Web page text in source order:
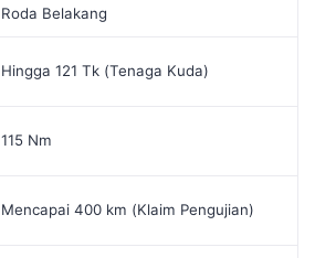
Roda Belakang
Hingga 121 Tk (Tenaga Kuda)
115 Nm
Mencapai 400 km (Klaim Pengujian)